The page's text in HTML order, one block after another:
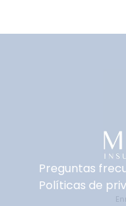
Preguntas
Políticas de